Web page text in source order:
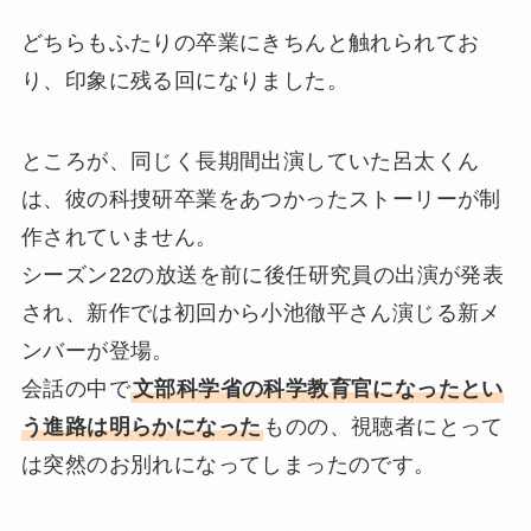
どちらもふたりの卒業にきちんと触れられてお
り、印象に残る回になりました。
ところが、同じく長期間出演していた呂太くん
は、彼の科捜研卒業をあつかったストーリーが制
作されていません。
シーズン22の放送を前に後任研究員の出演が発表
され、新作では初回から小池徹平さん演じる新メ
ンバーが登場。
会話の中で文部科学省の科学教育官になったとい
う進路は明らかになった ものの、視聴者にとって
は突然のお別れになってしまったのです。